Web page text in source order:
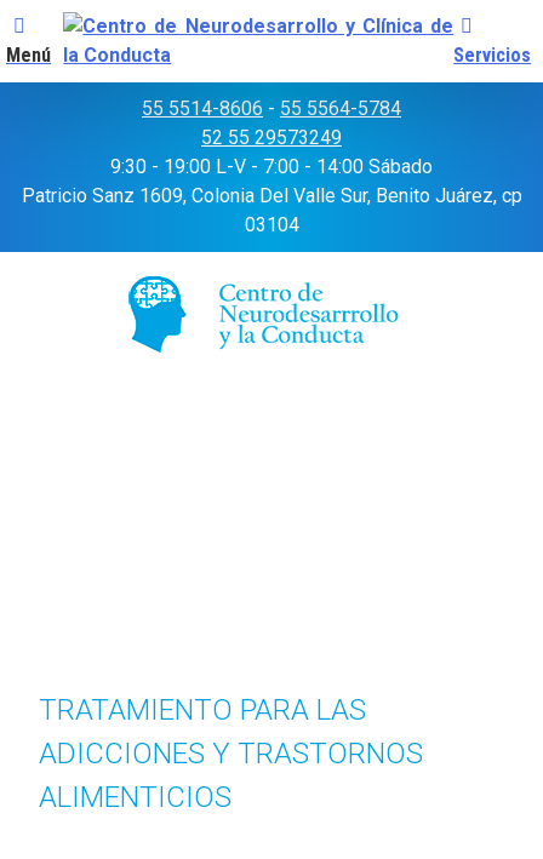
55 5514-8606 - 55 5564-5784
52 55 29573249
9:30 - 19:00 L-V - 7:00 - 14:00 Sábado
Patricio Sanz 1609, Colonia Del Valle Sur, Benito Juárez, cp
03104
TRATAMIENTO PARA LAS
ADICCIONES Y TRASTORNOS
ALIMENTICIOS
Menú Servicios